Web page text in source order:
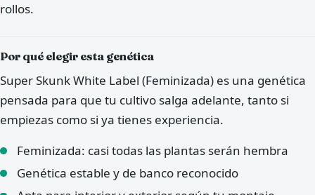
rollos.
Por qué elegir esta genética
Super Skunk White Label (Feminizada) es una genética
pensada para que tu cultivo salga adelante, tanto si
empiezas como si ya tienes experiencia.
Feminizada: casi todas las plantas serán hembra
Genética estable y de banco reconocido